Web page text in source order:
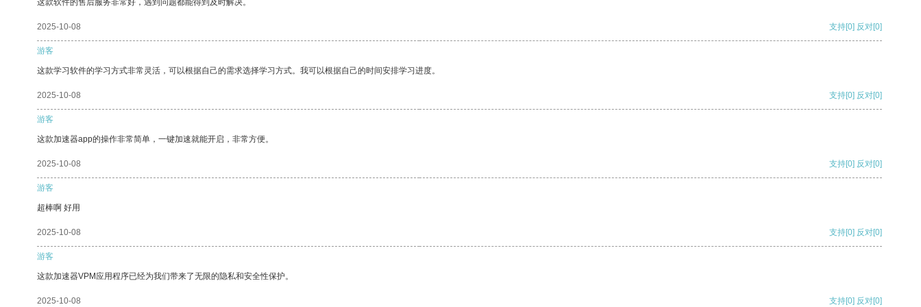
这款软件的售后服务非常好，遇到问题都能得到及时解决。
2025-10-08 支持[0] 反对[0]
游客
这款学习软件的学习方式非常灵活，可以根据自己的需求选择学习方式。我可以根据自己的时间安排学习进度。
2025-10-08 支持[0] 反对[0]
游客
这款加速器app的操作非常简单，一键加速就能开启，非常方便。
2025-10-08 支持[0] 反对[0]
游客
超棒啊 好用
2025-10-08 支持[0] 反对[0]
游客
这款加速器VPM应用程序已经为我们带来了无限的隐私和安全性保护。
2025-10-08 支持[0] 反对[0]